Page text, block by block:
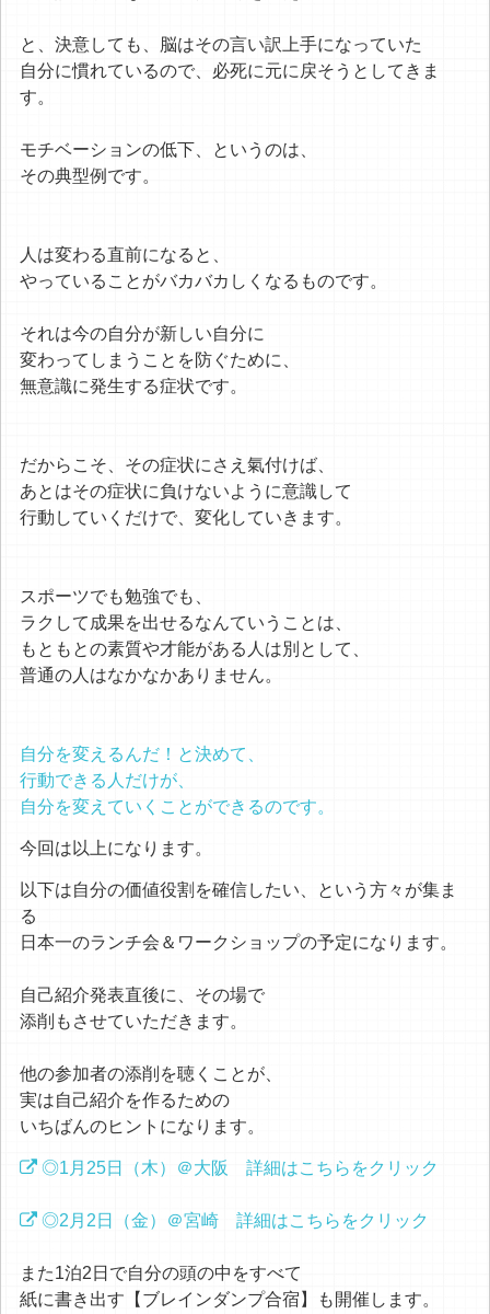
と、決意しても、脳はその言い訳上手になっていた
自分に慣れているので、必死に元に戻そうとしてきま
す。
モチベーションの低下、というのは、
その典型例です。
人は変わる直前になると、
やっていることがバカバカしくなるものです。
それは今の自分が新しい自分に
変わってしまうことを防ぐために、
無意識に発生する症状です。
だからこそ、その症状にさえ氣付けば、
あとはその症状に負けないように意識して
行動していくだけで、変化していきます。
スポーツでも勉強でも、
ラクして成果を出せるなんていうことは、
もともとの素質や才能がある人は別として、
普通の人はなかなかありません。
自分を変えるんだ！と決めて、
行動できる人だけが、
自分を変えていくことができるのです。
今回は以上になります。
以下は自分の価値役割を確信したい、という方々が集ま
る
日本一のランチ会＆ワークショップの予定になります。
自己紹介発表直後に、その場で
添削もさせていただきます。
他の参加者の添削を聴くことが、
実は自己紹介を作るための
いちばんのヒントになります。
◎1月25日（木）＠大阪 詳細はこちらをクリック
◎2月2日（金）＠宮崎 詳細はこちらをクリック
また1泊2日で自分の頭の中をすべて
紙に書き出す【ブレインダンプ合宿】も開催します。